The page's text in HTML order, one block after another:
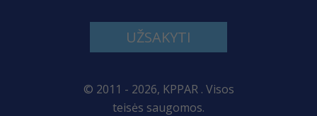
UŽSAKYTI
© 2011 - 2026, KPPAR . Visos
teisės saugomos.